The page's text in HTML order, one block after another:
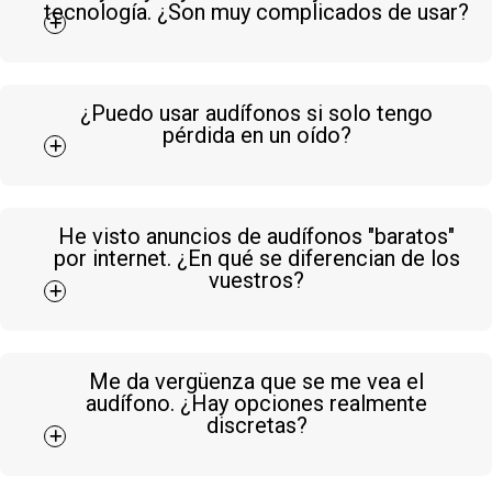
tecnología. ¿Son muy complicados de usar?
¿Puedo usar audífonos si solo tengo
pérdida en un oído?
He visto anuncios de audífonos "baratos"
por internet. ¿En qué se diferencian de los
vuestros?
Me da vergüenza que se me vea el
audífono. ¿Hay opciones realmente
discretas?